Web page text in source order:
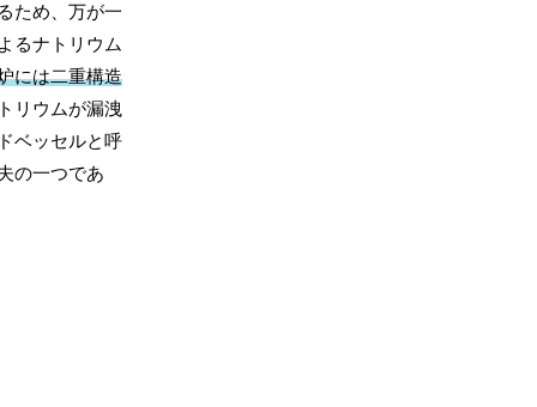
ため、万が一
るナトリウム
には二重構造
リウムが漏洩
ベッセルと呼
の一つであ